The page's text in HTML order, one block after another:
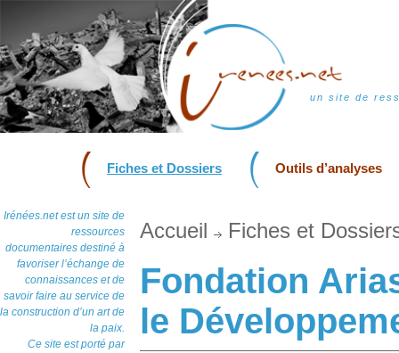
un site de
Fiches et Dossiers Outils d’analyses
Irénées.net est un site de
ressources
documentaires destiné à
favoriser l’échange de
connaissances et de
savoir faire au service de
la construction d’un art de
la paix.
Ce site est porté par
Accueil Fiches et
Fondation
le